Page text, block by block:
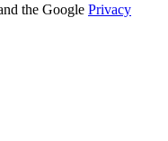
the Google Privacy